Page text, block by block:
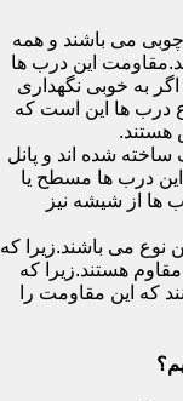
می باشند و همه
این درب ها
به خوبی نگهداری
درب ها این است که
هستند.
ساخته شده اند و پانل
درب ها مسطح یا
ها از شیشه نیز
نوع می باشند.زیرا که
هستند.زیرا که
که این مقاومت را